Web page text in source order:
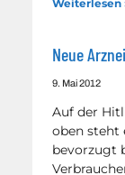
Weiterlesen
Neue
9. Mai 2012
Auf der
oben steht
bevorzugt